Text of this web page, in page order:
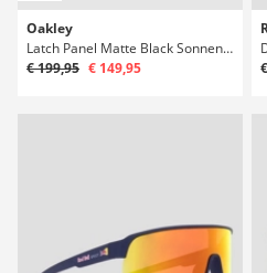
Oakley
Latch Panel Matte Black Sonnenbrille
€ 199,95 € 149,95